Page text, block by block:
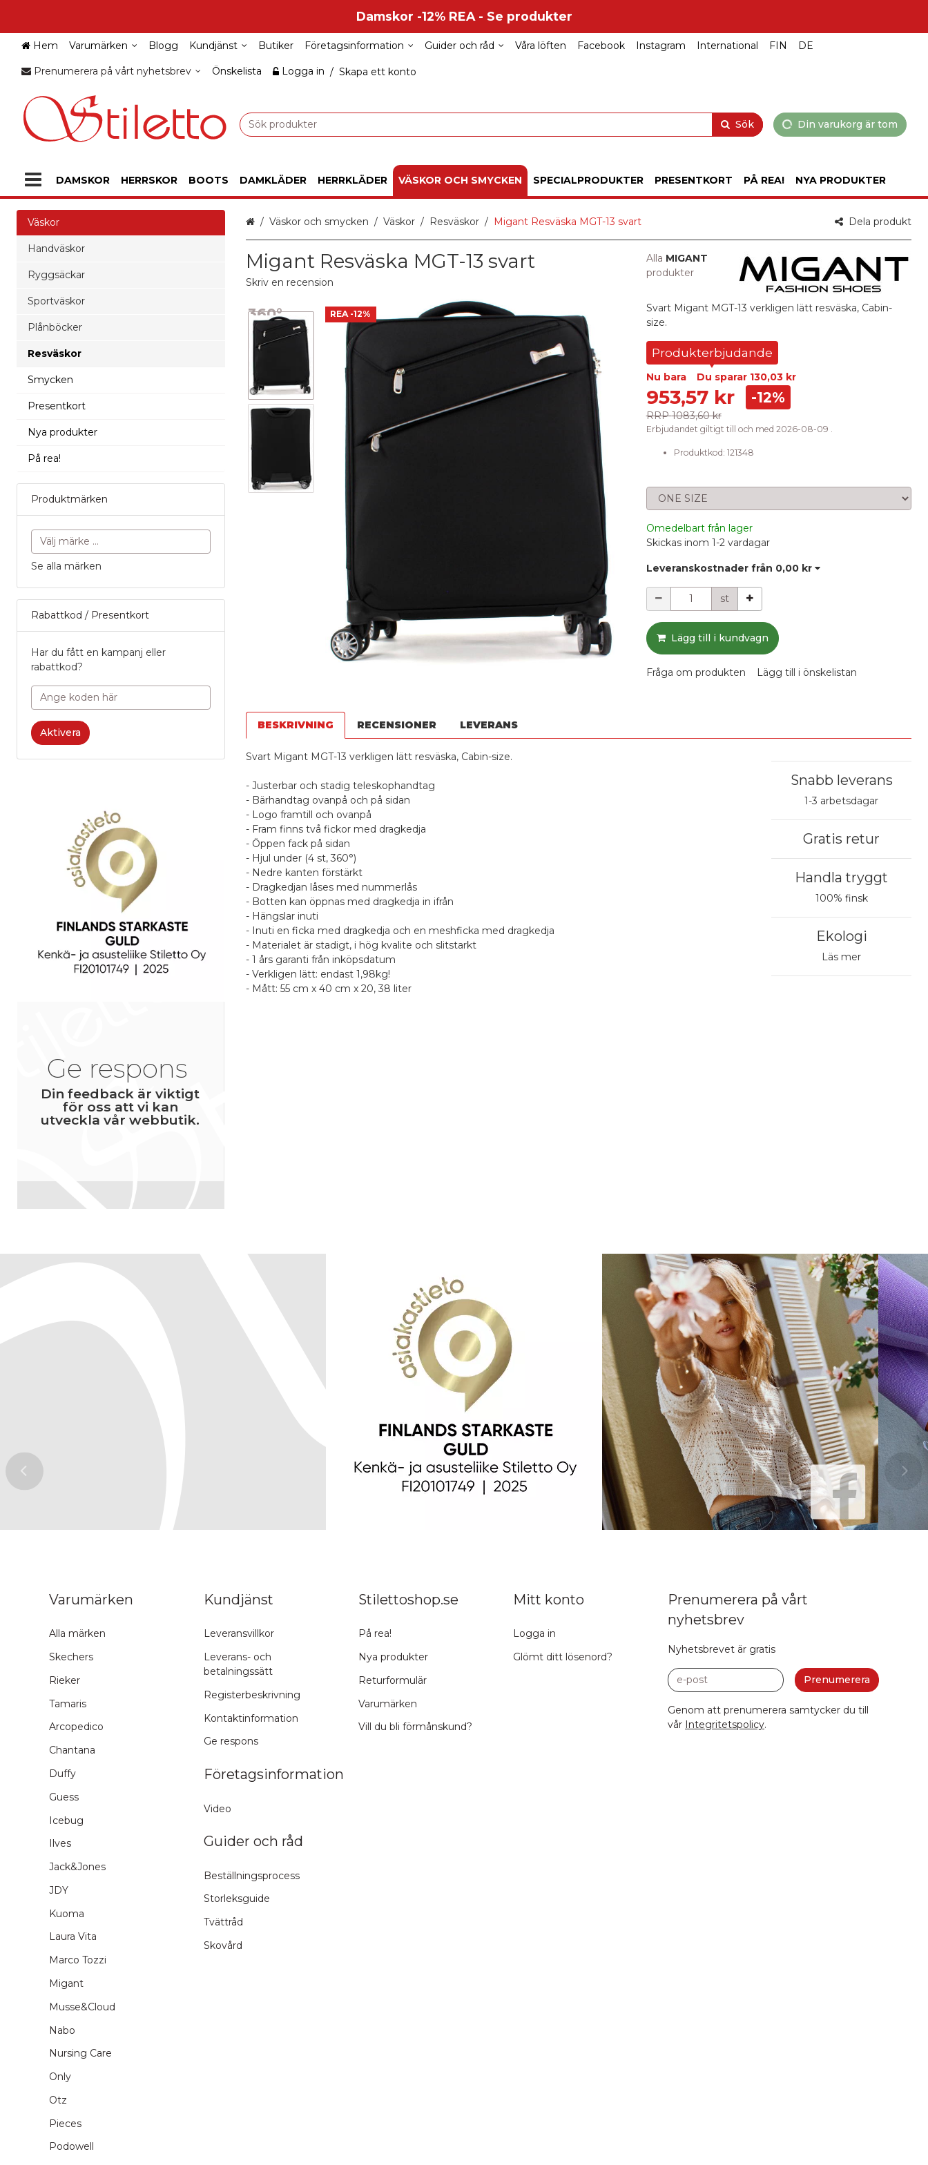
Damskor -12% REA - Se produkter
Hem Varumärken Blogg Kundjänst Butiker Företagsinformation Guider och råd Våra löften Facebook Instagram International FIN DE
Prenumerera på vårt nyhetsbrev Önskelista Logga in / Skapa ett konto
Sök Din varukorg är tom
DAMSKOR HERRSKOR BOOTS DAMKLÄDER HERRKLÄDER VÄSKOR OCH SMYCKEN SPECIALPRODUKTER PRESENTKORT PÅ REA! NYA PRODUKTER
Väskor
Handväskor
Ryggsäckar
Sportväskor
Plånböcker
Resväskor
Smycken
Presentkort
Nya produkter
På rea!
Produktmärken
Se alla märken
Rabattkod / Presentkort
Har du fått en kampanj eller
rabattkod?
Aktivera
Ge respons
Din feedback är viktigt
för oss att vi kan
utveckla vår webbutik.
Dela produkt
HemVäskor och smycken Väskor Resväskor Migant Resväska MGT-13 svart
Migant Resväska MGT-13 svart
Skriv en recension
360°
bild
REA -12%
Alla MIGANT
produkter
Svart Migant MGT-13 verkligen lätt resväska, Cabin-
size.
Produkterbjudande
Nu bara Du sparar 130,03 kr
953,57 kr
RRP 1083,60 kr
-12%
Erbjudandet giltigt till och med 2026-08-09 .
Produktkod: 121348
Välj storlek
Omedelbart från lager
Skickas inom 1-2 vardagar
Leveranskostnader från 0,00 kr
Mängd
st
Lägg till i kundvagn
Fråga om produkten Lägg till i önskelistan
BESKRIVNING RECENSIONER LEVERANS
Svart Migant MGT-13 verkligen lätt resväska, Cabin-size.
- Justerbar och stadig teleskophandtag
- Bärhandtag ovanpå och på sidan
- Logo framtill och ovanpå
- Fram finns två fickor med dragkedja
- Öppen fack på sidan
- Hjul under (4 st, 360°)
- Nedre kanten förstärkt
- Dragkedjan låses med nummerlås
- Botten kan öppnas med dragkedja in ifrån
- Hängslar inuti
- Inuti en ficka med dragkedja och en meshficka med dragkedja
- Materialet är stadigt, i hög kvalite och slitstarkt
- 1 års garanti från inköpsdatum
- Verkligen lätt: endast 1,98kg!
- Mått: 55 cm x 40 cm x 20, 38 liter
Snabb leverans
1-3 arbetsdagar
Gratis retur
Handla tryggt
100% finsk
Ekologi
Läs mer
Varumärken
Alla märken
Skechers
Rieker
Tamaris
Arcopedico
Chantana
Duffy
Guess
Icebug
Ilves
Jack&Jones
JDY
Kuoma
Laura Vita
Marco Tozzi
Migant
Musse&Cloud
Nabo
Nursing Care
Only
Otz
Pieces
Podowell
Kundjänst
Leveransvillkor
Leverans- och
betalningssätt
Registerbeskrivning
Kontaktinformation
Ge respons
Företagsinformation
Video
Guider och råd
Beställningsprocess
Storleksguide
Tvättråd
Skovård
Stilettoshop.se
På rea!
Nya produkter
Returformulär
Varumärken
Vill du bli förmånskund?
Mitt konto
Logga in
Glömt ditt lösenord?
Prenumerera på vårt
nyhetsbrev
Nyhetsbrevet är gratis
e-post
Prenumerera
Genom att prenumerera samtycker du till
vår Integritetspolicy.